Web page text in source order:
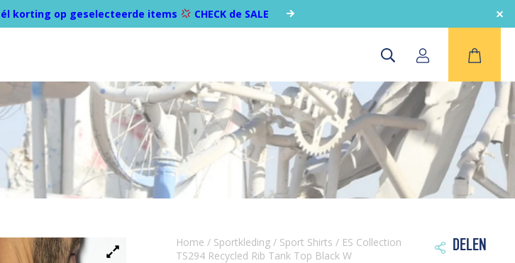
korting op geselecteerde items CHECK de SALE
Home / Sportkleding / Sport Shirts / ES Collection
TS294 Recycled Rib Tank Top Black W
 DELEN